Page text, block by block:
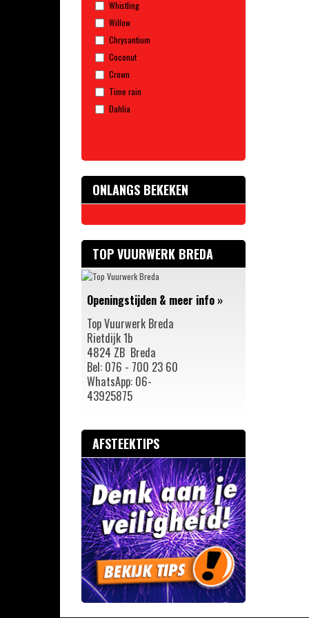
Veiligheidsartikelen
Combi Deals
Whistling
Willow
Chrysantium
Coconut
Crown
Time rain
Dahlia
ONLANGS BEKEKEN
TOP VUURWERK BREDA
Openingstijden & meer info »
Top Vuurwerk Breda
Rietdijk 1b
4824 ZB Breda
Bel: 076 - 700 23 60
WhatsApp: 06-
43925875
AFSTEEKTIPS